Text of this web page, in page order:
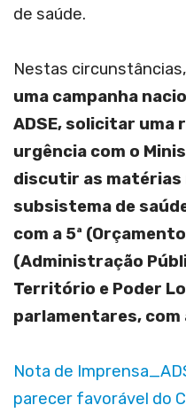
de saúde.
Nestas circunstâncias,
uma campanha
ADSE, solicitar uma
urgência com o
discutir as matérias
subsistema de
com a 5ª
(Administração
Território e Poder
parlamentares, com
Nota de
parecer favorável do